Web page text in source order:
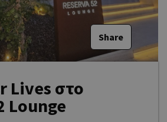
Share
Lives στο
Lounge